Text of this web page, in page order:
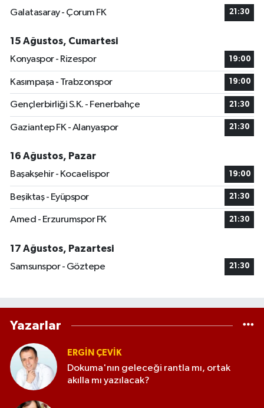
Galatasaray - Çorum FK
21:30
15 Ağustos, Cumartesi
Konyaspor - Rizespor
19:00
Kasımpaşa - Trabzonspor 19:00
Gençlerbirliği S.K. - Fenerbahçe 21:30
Gaziantep FK - Alanyaspor 21:30
16 Ağustos, Pazar
Başakşehir - Kocaelispor
19:00
Beşiktaş - Eyüpspor 21:30
Amed - Erzurumspor FK 21:30
17 Ağustos, Pazartesi
Samsunspor - Göztepe
21:30
Yazarlar
ERGIN ÇEVİK
Dokuma'nın geleceği rantla mı, ortak
akılla mı yazılacak?